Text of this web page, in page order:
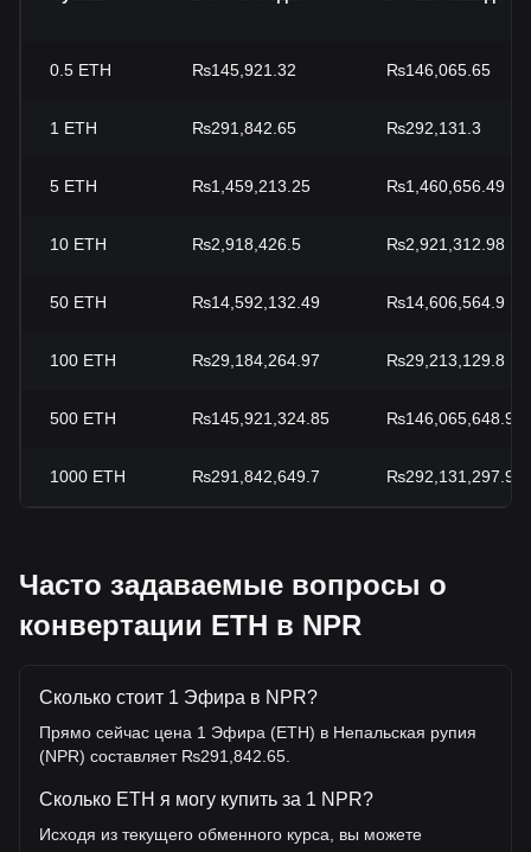
0.5 ETH ₨145,921.32 ₨146,065.65
1 ETH ₨291,842.65 ₨292,131.3
5 ETH ₨1,459,213.25 ₨1,460,656.49
10 ETH ₨2,918,426.5 ₨2,921,312.98
50 ETH ₨14,592,132.49 ₨14,606,564.9
100 ETH ₨29,184,264.97 ₨29,213,129.8
500 ETH ₨145,921,324.85 ₨146,065,648.99
1000 ETH ₨291,842,649.7 ₨292,131,297.97
Часто задаваемые вопросы о
конвертации ETH в NPR
Сколько стоит 1 Эфира в NPR?
Прямо сейчас цена 1 Эфира (ETH) в Непальская рупия
(NPR) составляет ₨291,842.65.
Сколько ETH я могу купить за 1 NPR?
Исходя из текущего обменного курса, вы можете